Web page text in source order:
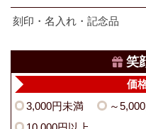
刻印・名入れ・記念品
笑
価
3,000円未満 ～